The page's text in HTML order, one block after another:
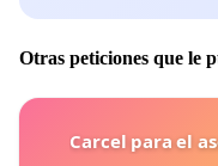
Otras peticiones que le
Carcel para el